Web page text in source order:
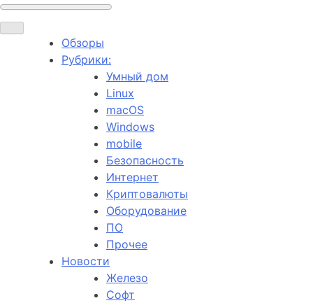
Обзоры
Рубрики:
Умный дом
Linux
macOS
Windows
mobile
Безопасность
Интернет
Криптовалюты
Оборудование
ПО
Прочее
Новости
Железо
Софт